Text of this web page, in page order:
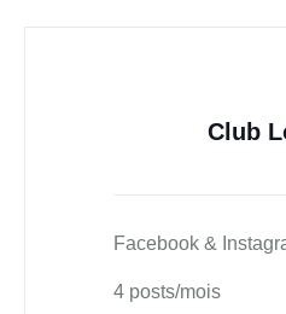
Club
Facebook &
4 posts/mois